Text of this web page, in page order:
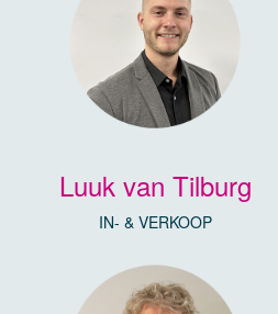
Luuk van Tilburg
IN- & VERKOOP